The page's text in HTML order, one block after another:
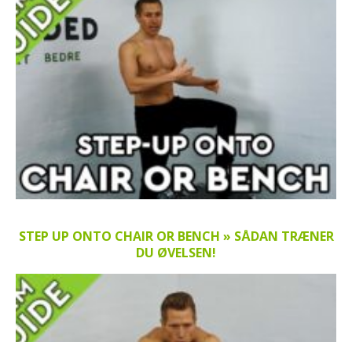
STEP UP ONTO CHAIR OR BENCH » SÅDAN TRÆNER
DU ØVELSEN!